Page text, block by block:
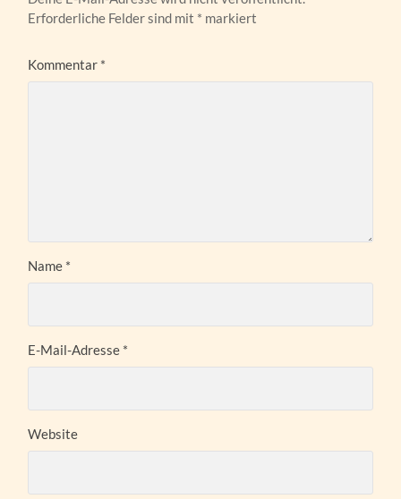
Erforderliche Felder sind mit * markiert
Kommentar *
Name *
E-Mail-Adresse *
Website